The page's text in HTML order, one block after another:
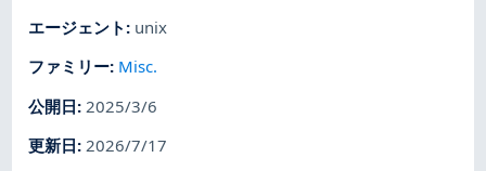
エージェント : unix
ファミリー: Misc.
公開日: 2025/3/6
更新日: 2026/7/17